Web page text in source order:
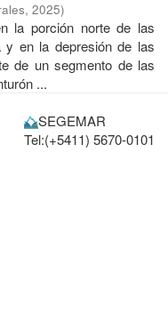
, 2025)
la porción norte de las
en la depresión de las
de un segmento de las
...
SEGEMAR
Tel:(+5411) 5670-0101